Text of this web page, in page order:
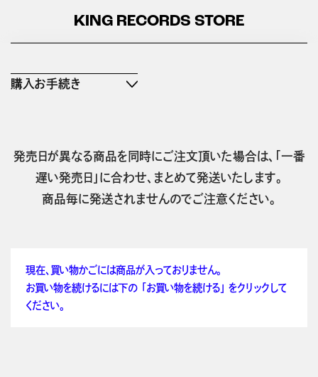
KING RECORDS STORE
購入お手続き
発売日が異なる商品を同時にご注文頂いた場合は、「一番
遅い発売日」に合わせ、まとめて発送いたします。
商品毎に発送されませんのでご注意ください。
現在、買い物かごには商品が入っておりません。
お買い物を続けるには下の 「お買い物を続ける」 をクリックして
ください。